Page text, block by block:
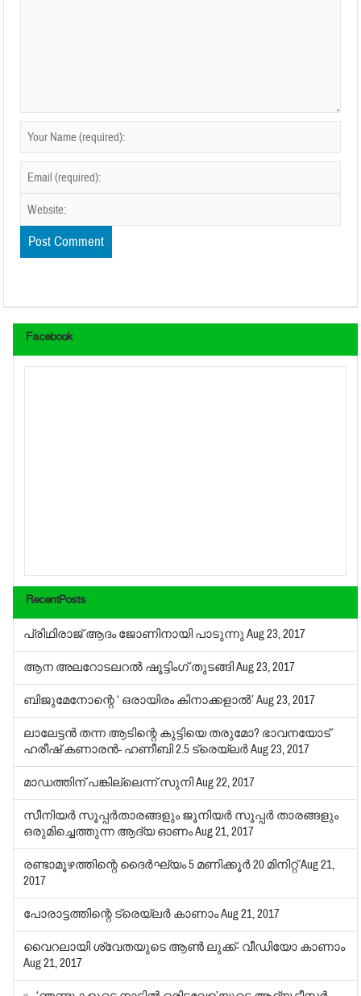
Facebook
RecentPosts
പ്രിഥിരാജ് ആദം ജോണിനായി പാടുന്നുAug 23, 2017
ആന അലറോടലറല്‍ ഷൂട്ടിംഗ് തുടങ്ങിAug 23, 2017
ബിജുമേനോന്റെ ‘ ഒരായിരം കിനാക്കളാല്‍’Aug 23, 2017
ലാലേട്ടന്‍ തന്ന ആടിന്റെ കുട്ടിയെ തരുമോ? ഭാവനയോട്
ഹരീഷ് കണാരന്‍- ഹണീബി 2.5 ട്രെയ്‌ലര്‍Aug 23, 2017
മാഡത്തിന് പങ്കില്ലെന്ന് സുനിAug 22, 2017
സീനിയര്‍ സൂപ്പര്‍താരങ്ങളും ജൂനിയര്‍ സൂപ്പര്‍ താരങ്ങളും
ഒരുമിച്ചെത്തുന്ന ആദ്യ ഓണംAug 21, 2017
രണ്ടാമൂഴത്തിന്റെ ദൈര്‍ഘ്യം 5 മണിക്കൂര്‍ 20 മിനിറ്റ്Aug 21,
2017
പോരാട്ടത്തിന്റെ ട്രെയ്‌ലര്‍ കാണാംAug 21, 2017
വൈറലായി ശ്വേതയുടെ ആണ്‍ ലുക്ക്- വീഡിയോ കാണാം
Aug 21, 2017